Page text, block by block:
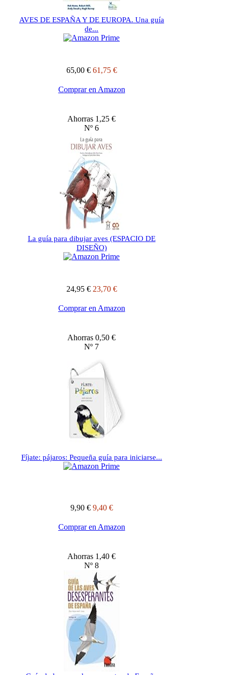
AVES DE ESPAÑA Y DE EUROPA. Una guía
de...
65,00 € 61,75 €
Comprar en Amazon
Ahorras 1,25 €
Nº 6
La guía para dibujar aves (ESPACIO DE
DISEÑO)
24,95 € 23,70 €
Comprar en Amazon
Ahorras 0,50 €
Nº 7
Fíjate: pájaros: Pequeña guía para iniciarse...
9,90 € 9,40 €
Comprar en Amazon
Ahorras 1,40 €
Nº 8